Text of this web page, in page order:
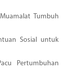
Tumbuh
Sosial untuk
Pertumbuhan